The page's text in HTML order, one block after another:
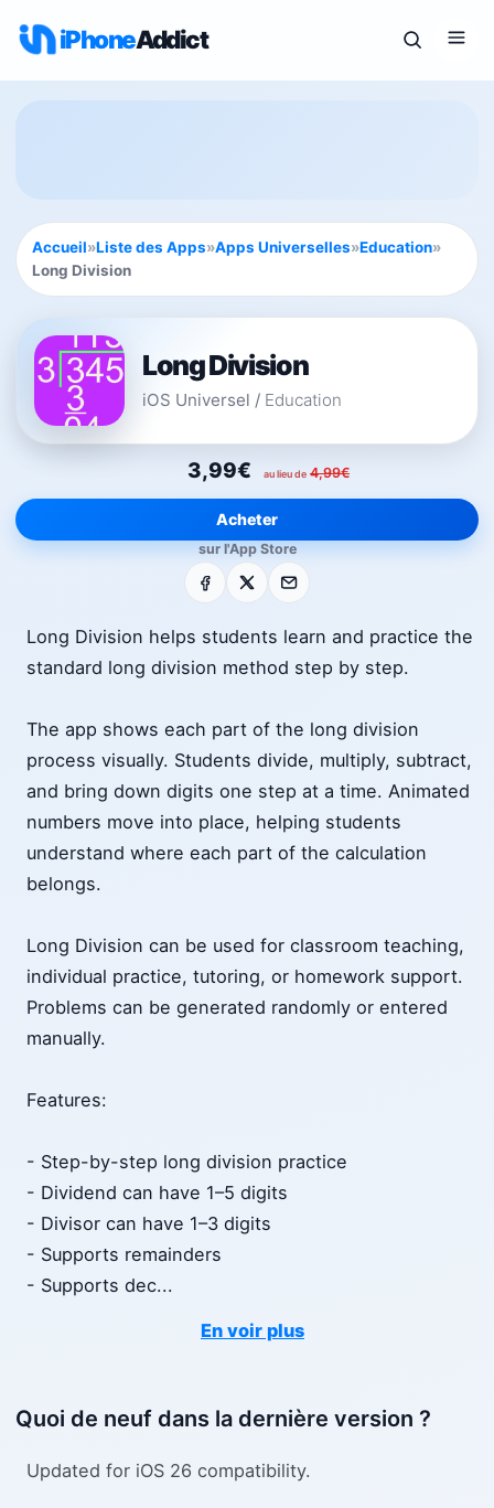
iPhoneAddict
Accueil»Liste des Apps»Apps Universelles»Education»
Long Division
Long Division
iOS Universel / Education
3,99€ au lieu de 4,99€
Acheter
sur l'App Store
Facebook E-mail
Long Division helps students learn and practice the
standard long division method step by step.
The app shows each part of the long division
process visually. Students divide, multiply, subtract,
and bring down digits one step at a time. Animated
numbers move into place, helping students
understand where each part of the calculation
belongs.
Long Division can be used for classroom teaching,
individual practice, tutoring, or homework support.
Problems can be generated randomly or entered
manually.
Features:
- Step-by-step long division practice
- Dividend can have 1–5 digits
- Divisor can have 1–3 digits
- Supports remainders
- Supports dec...
En voir plus
Quoi de neuf dans la dernière version ?
Updated for iOS 26 compatibility.